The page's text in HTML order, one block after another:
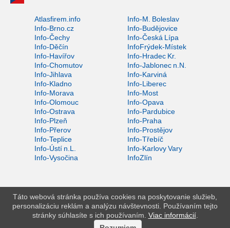
Atlasfirem.info
Info-M. Boleslav
Info-Brno.cz
Info-Budějovice
Info-Čechy
Info-Česká Lípa
Info-Děčín
InfoFrýdek-Místek
Info-Havířov
Info-Hradec Kr.
Info-Chomutov
Info-Jablonec n.N.
Info-Jihlava
Info-Karviná
Info-Kladno
Info-Liberec
Info-Morava
Info-Most
Info-Olomouc
Info-Opava
Info-Ostrava
Info-Pardubice
Info-Plzeň
Info-Praha
Info-Přerov
Info-Prostějov
Info-Teplice
Info-Třebíč
Info-Ústí n.L.
Info-Karlovy Vary
Info-Vysočina
InfoZlín
Táto webová stránka používa cookies na poskytovanie služieb,
personalizáciu reklám a analýzu návštevnosti. Používaním tejto
stránky súhlasíte s ich používaním. Viac informácií.